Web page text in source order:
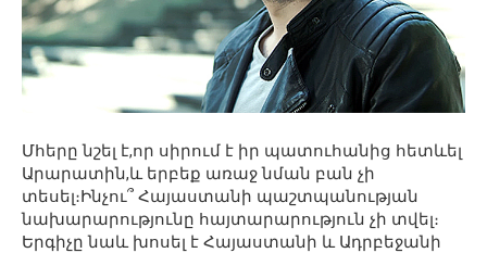
Մհերը նշել է,որ սիրում է իր պատուհանից հետևել
Արարատին,և երբեք առաջ նման բան չի
տեսել։Ինչու՞ Հայաստանի պաշտպանության
նախարարությունը հայտարարություն չի տվել։
Երգիչը նաև խոսել է Հայաստանի և Ադրբեջանի